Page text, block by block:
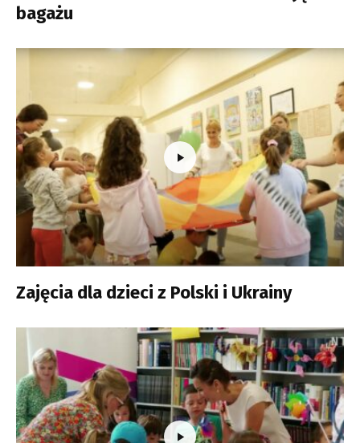
bagażu
Zajęcia dla dzieci z Polski i Ukrainy